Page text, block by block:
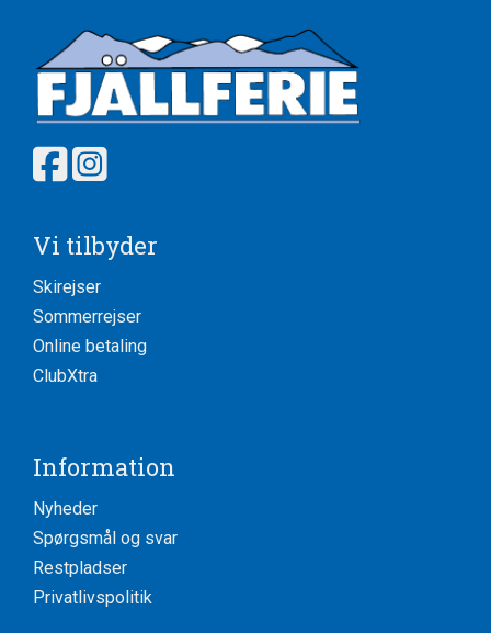
Vi tilbyder
Skirejser
Sommerrejser
Online betaling
ClubXtra
Information
Nyheder
Spørgsmål og svar
Restpladser
Privatlivspolitik